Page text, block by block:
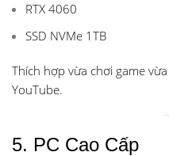
RTX 4060
SSD NVMe 1TB
Thích hợp vừa chơi game
YouTube.
5. PC Cao Cấp